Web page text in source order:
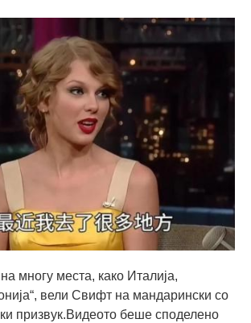
многу места, како Италија,
вели Свифт на мандарински со
призвук.Видеото беше споделено